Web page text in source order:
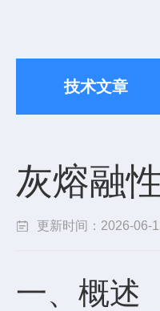
技术文章
灰熔融
更新时间：2026-06-
一、概述